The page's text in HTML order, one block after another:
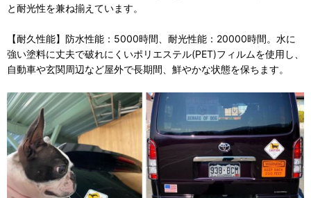
と耐光性を兼ね揃えています。
【耐久性能】防水性能：5000時間、耐光性能：20000時間。水に
強い塗料に丈夫で破れにくいポリエステル(PET)フィルムを使用し、
自動車や玄関周辺など屋外で長期間、鮮やかな状態を保ちます。